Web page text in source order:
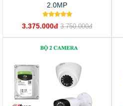
2.0MP
3.375.000đ 3.750.000đ